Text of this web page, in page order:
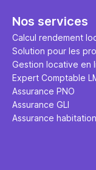
notamment la
saisonnière
cet article.
Nos services
Calcul rendement
Solution pour les
Gestion locative en
Expert Comptable
Assurance PNO
Assurance GLI
Assurance habitation